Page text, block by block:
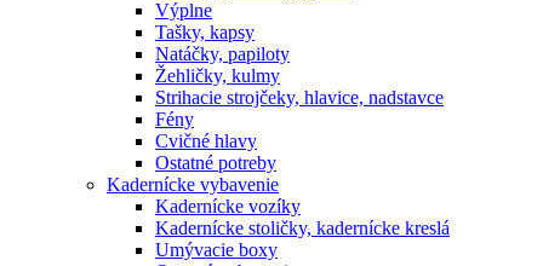
Výplne
Tašky, kapsy
Natáčky, papiloty
Žehličky, kulmy
Strihacie strojčeky, hlavice, nadstavce
Fény
Cvičné hlavy
Ostatné potreby
Kadernícke vybavenie
Kadernícke vozíky
Kadernícke stoličky, kadernícke kreslá
Umývacie boxy